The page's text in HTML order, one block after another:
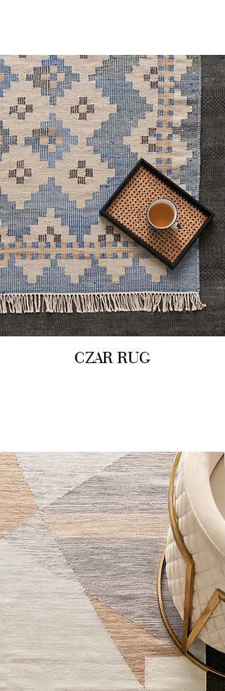
CZAR RUG